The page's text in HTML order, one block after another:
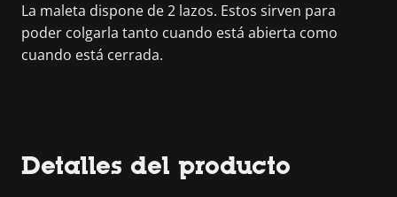
La maleta dispone de 2 lazos. Estos sirven para
poder colgarla tanto cuando está abierta como
cuando está cerrada.
Detalles del producto